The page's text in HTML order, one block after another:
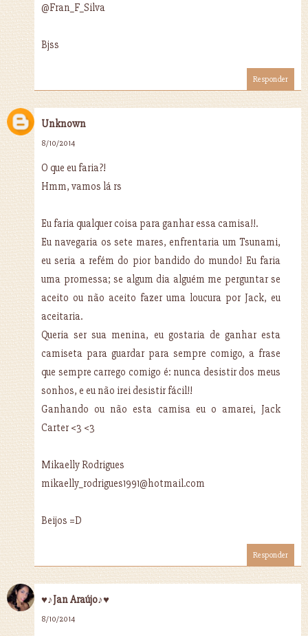
@Fran_F_Silva
Bjss
Responder
Unknown
8/10/2014
O que eu faria?!
Hmm, vamos lá rs
Eu faria qualquer coisa para ganhar essa camisa!!.
Eu navegaria os sete mares, enfrentaria um Tsunami,
eu seria a refém do pior bandido do mundo! Eu faria
uma promessa; se algum dia alguém me perguntar se
aceito ou não aceito fazer uma loucura por Jack, eu
aceitaria.
Queria ser sua menina, eu gostaria de ganhar esta
camiseta para guardar para sempre comigo, a frase
que sempre carrego comigo é: nunca desistir dos meus
sonhos, e eu não irei desistir fácil!!
Ganhando ou não esta camisa eu o amarei, Jack
Carter <3 <3
Mikaelly Rodrigues
mikaelly_rodrigues1991@hotmail.com
Beijos =D
Responder
♥♪Jan Araújo♪♥
8/10/2014